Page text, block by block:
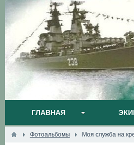
ГЛАВНАЯ
Фотоальбомы Моя служба на